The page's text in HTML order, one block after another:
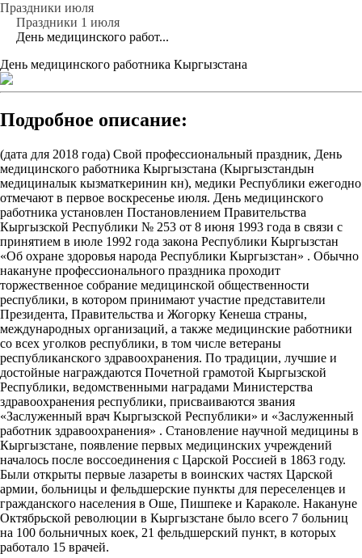
Праздники июля
Праздники 1 июля
День медицинского работ...
День медицинского работника Кыргызстана
Подробное описание:
(дата для 2018 года) Свой профессиональный праздник, День
медицинского работника Кыргызстана (Кыргызстандын
медициналык кызматкеринин кн), медики Республики ежегодно
отмечают в первое воскресенье июля. День медицинского
работника установлен Постановлением Правительства
Кыргызской Республики № 253 от 8 июня 1993 года в связи с
принятием в июле 1992 года закона Республики Кыргызстан
«Об охране здоровья народа Республики Кыргызстан» . Обычно
накануне профессионального праздника проходит
торжественное собрание медицинской общественности
республики, в котором принимают участие представители
Президента, Правительства и Жогорку Кенеша страны,
международных организаций, а также медицинские работники
со всех уголков республики, в том числе ветераны
республиканского здравоохранения. По традиции, лучшие и
достойные награждаются Почетной грамотой Кыргызской
Республики, ведомственными наградами Министерства
здравоохранения республики, присваиваются звания
«Заслуженный врач Кыргызской Республики» и «Заслуженный
работник здравоохранения» . Становление научной медицины в
Кыргызстане, появление первых медицинских учреждений
началось после воссоединения с Царской Россией в 1863 году.
Были открыты первые лазареты в воинских частях Царской
армии, больницы и фельдшерские пункты для переселенцев и
гражданского населения в Оше, Пишпеке и Караколе. Накануне
Октябрьской революции в Кыргызстане было всего 7 больниц
на 100 больничных коек, 21 фельдшерский пункт, в которых
работало 15 врачей.